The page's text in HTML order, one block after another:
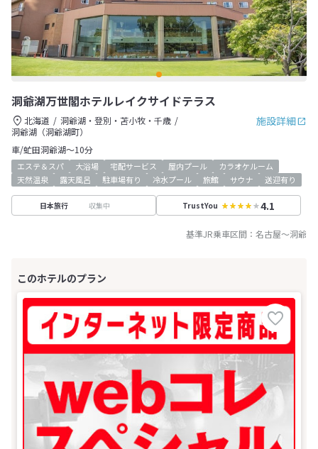
洞爺湖万世閣ホテルレイクサイドテラス
施設詳細
北海道
洞爺湖・登別・苫小牧・千歳
洞爺湖（洞爺湖町）
車/虻田洞爺湖～10分
エステ＆スパ 大浴場 宅配サービス 屋内プール
カラオケルーム
天然温泉
露天風呂 駐車場有り 冷水プール 旅館 サウナ 送迎有り
日本旅行 収集中 TrustYou 4.1
基準JR乗車区間： 名古屋～洞爺